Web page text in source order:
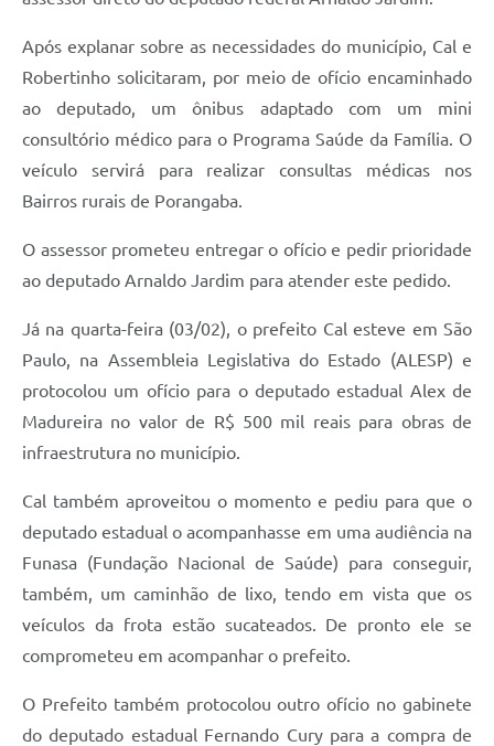
Após explanar sobre as necessidades do município, Cal e
Robertinho solicitaram, por meio de ofício encaminhado
ao deputado, um ônibus adaptado com um mini
consultório médico para o Programa Saúde da Família. O
veículo servirá para realizar consultas médicas nos
Bairros rurais de Porangaba.
O assessor prometeu entregar o ofício e pedir prioridade
ao deputado Arnaldo Jardim para atender este pedido.
Já na quarta-feira (03/02), o prefeito Cal esteve em São
Paulo, na Assembleia Legislativa do Estado (ALESP) e
protocolou um ofício para o deputado estadual Alex de
Madureira no valor de R$ 500 mil reais para obras de
infraestrutura no município.
Cal também aproveitou o momento e pediu para que o
deputado estadual o acompanhasse em uma audiência na
Funasa (Fundação Nacional de Saúde) para conseguir,
também, um caminhão de lixo, tendo em vista que os
veículos da frota estão sucateados. De pronto ele se
comprometeu em acompanhar o prefeito.
O Prefeito também protocolou outro ofício no gabinete
do deputado estadual Fernando Cury para a compra de